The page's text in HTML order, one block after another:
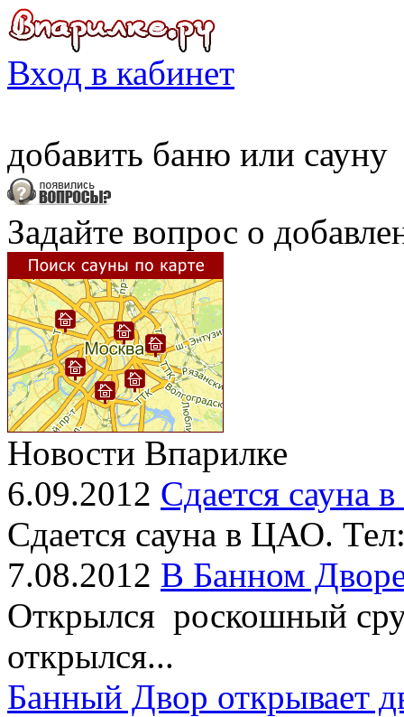
Вход в кабинет
добавить баню или сауну
Задайте вопрос о
Новости Впарилке
6.09.2012 Сдается сауна
Сдается сауна в ЦАО.
7.08.2012 В Банном
Открылся роскошный
открылся...
Банный Двор открывает